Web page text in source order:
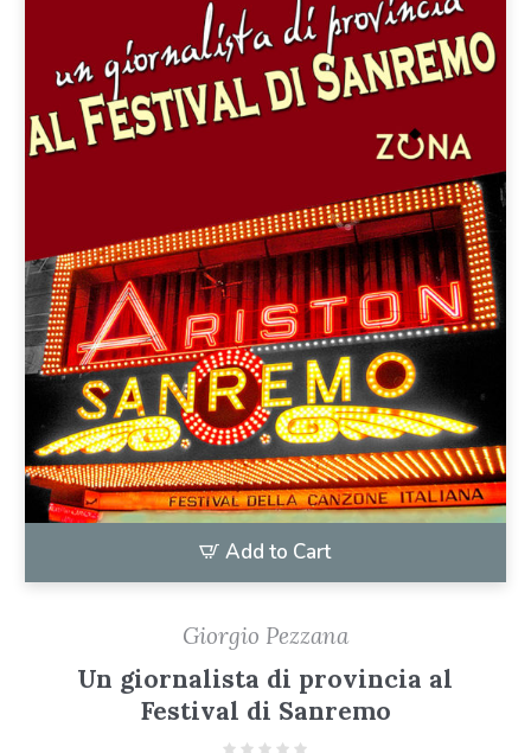
Add to Cart
Giorgio Pezzana
Un giornalista di provincia al
Festival di Sanremo